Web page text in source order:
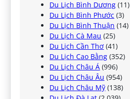
Du Lịch Bình Dương (11)
Du Lịch Bình Phước (3)
Du Lịch Bình Thuận (14)
Du Lịch Cà Mau (25)
Du Lịch Cần Thơ (41)
Du Lịch Cao Bằng (352)
Du Lịch Châu Á (996)
Du Lịch Châu Âu (954)
Du Lịch Châu Mỹ (138)